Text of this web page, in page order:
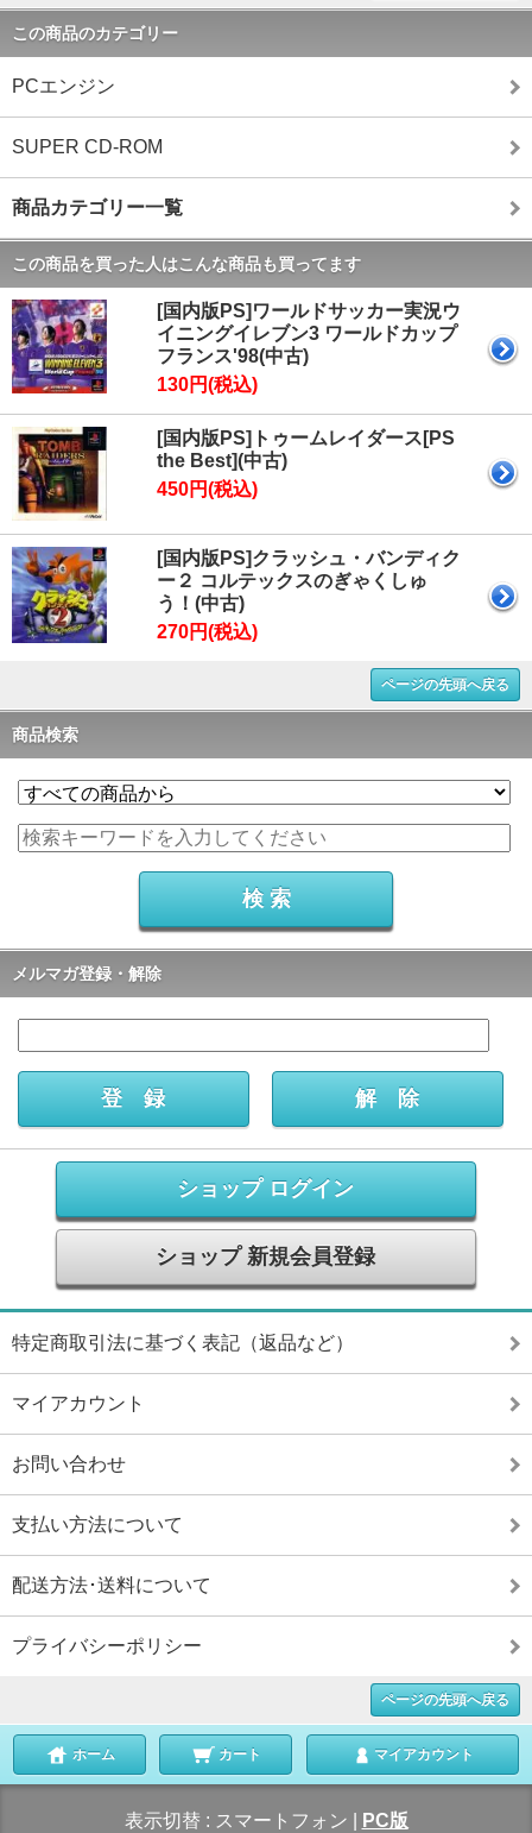
この商品のカテゴリー
PCエンジン
SUPER CD-ROM
商品カテゴリー一覧
この商品を買った人はこんな商品も買ってます
[国内版PS]ワールドサッカー実況ウ
イニングイレブン3 ワールドカップ
フランス'98(中古)
130円(税込)
[国内版PS]トゥームレイダース[PS
the Best](中古)
450円(税込)
[国内版PS]クラッシュ・バンディク
ー２ コルテックスのぎゃくしゅ
う！(中古)
270円(税込)
ページの先頭へ戻る
商品検索
メルマガ登録・解除
ショップ ログイン
ショップ 新規会員登録
特定商取引法に基づく表記（返品など）
マイアカウント
お問い合わせ
支払い方法について
配送方法･送料について
プライバシーポリシー
ページの先頭へ戻る
ホーム カート マイアカウント
表示切替 : スマートフォン PC版